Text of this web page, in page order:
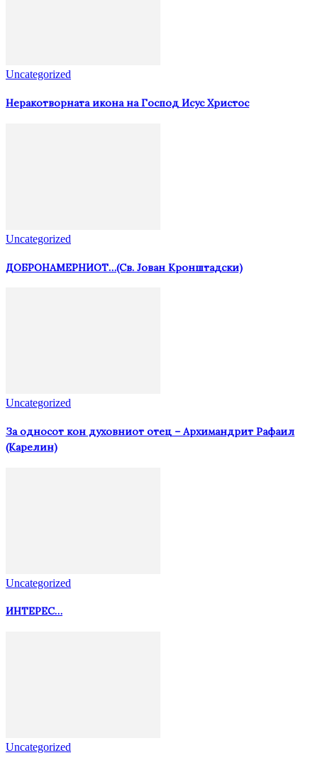
Uncategorized
Неракотворната икона на Господ Исус Христос
Uncategorized
ДОБРОНАМЕРНИОТ…(Св. Јован Кронштадски)
Uncategorized
За односот кон духовниот отец – Архимандрит Рафаил
(Карелин)
Uncategorized
ИНТЕРЕС…
Uncategorized